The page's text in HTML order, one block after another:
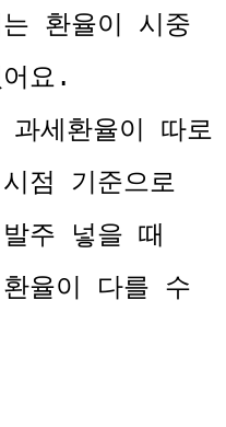
환율이 시중
요.
과세환율이 따로
점 기준으로
주 넣을 때
율이 다를 수